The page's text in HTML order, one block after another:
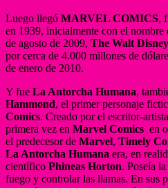
Luego llegó MARVEL COMICS,
en 1939, inicialmente con el nombre
de agosto de 2009, The Walt
por cerca de 4.000 millones de
de enero de 2010.
Y fue La Antorcha Humana,
Hammond, el primer personaje
Comics. Creado por el escritor-artista
primera vez en Marvel Comics en
el predecesor de Marvel, Timely
La Antorcha Humana era, en
científico Phineas Horton. Poseía
fuego y controlar las llamas. En sus